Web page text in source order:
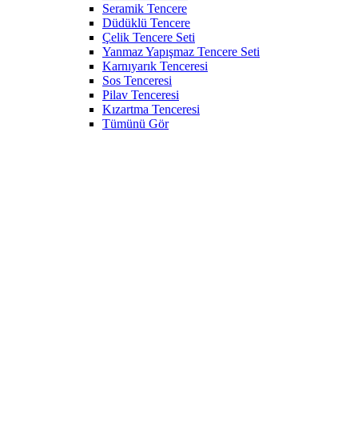
Seramik Tencere
Düdüklü Tencere
Çelik Tencere Seti
Yanmaz Yapışmaz Tencere Seti
Karnıyarık Tenceresi
Sos Tenceresi
Pilav Tenceresi
Kızartma Tenceresi
Tümünü Gör